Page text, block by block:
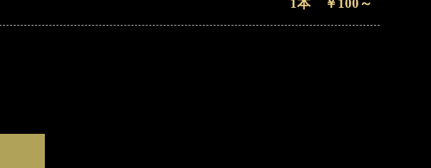
1本 ￥100～